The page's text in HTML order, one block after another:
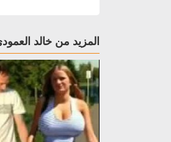
المزيد من خالد